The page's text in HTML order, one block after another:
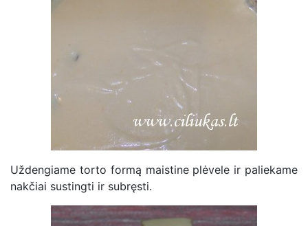
Uždengiame torto formą maistine plėvele ir paliekame
nakčiai sustingti ir subręsti.